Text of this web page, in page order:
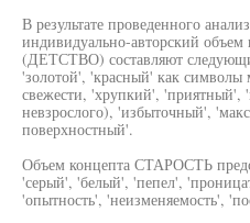
В результате проведенного
индивидуально-авторский
(ДЕТСТВО) составляют
'золотой', 'красный' как символы
свежести, 'хрупкий', 'приятный',
невзрослого), 'избыточный',
поверхностный'.
Объем концепта СТАРОСТЬ
'серый', 'белый', 'пепел',
'опытность', 'неизменяемость',